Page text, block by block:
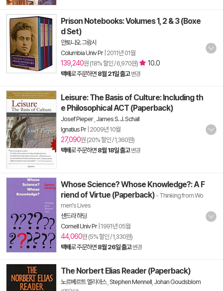
Prison Notebooks: Volumes 1, 2 & 3 (Boxe
d Set)
안토니오 그람시
Columbia Univ Pr| 2011년 01월
139,240원 (18% 할인 / 6,970원) 10.0
택배로 주문하면 8월 21일 출고 변경
Leisure: The Basis of Culture: Including th
e Philosophical ACT (Paperback)
Josef Pieper, James S. J. Schall
Ignatius Pr| 2009년 10월
27,090원 (20% 할인 / 1,360원)
택배로 주문하면 8월 18일 출고 변경
Whose Science? Whose Knowledge?: A F
riend of Virtue (Paperback) - Thinking from Wo
men's Lives
샌드라 하딩
Cornell Univ Pr| 1991년 05월
44,060원 (5% 할인 / 1,330원)
택배로 주문하면 8월 26일 출고 변경
The Norbert Elias Reader (Paperback)
노르베르트 엘리아스, Stephen Mennell Johan Goudsblom